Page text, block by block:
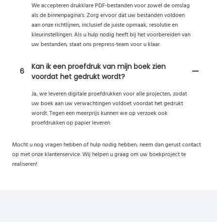
We accepteren drukklare PDF-bestanden voor zowel de omslag
als de binnenpagina's. Zorg ervoor dat uw bestanden voldoen
aan onze richtlijnen, inclusief de juiste opmaak, resolutie en
kleurinstellingen. Als u hulp nodig heeft bij het voorbereiden van
uw bestanden, staat ons prepress-team voor u klaar.
6
Kan ik een proefdruk van mijn boek zien
voordat het gedrukt wordt?
Ja, we leveren digitale proefdrukken voor alle projecten, zodat
uw boek aan uw verwachtingen voldoet voordat het gedrukt
wordt. Tegen een meerprijs kunnen we op verzoek ook
proefdrukken op papier leveren.
Mocht u nog vragen hebben of hulp nodig hebben, neem dan gerust contact
op met onze klantenservice. Wij helpen u graag om uw boekproject te
realiseren!